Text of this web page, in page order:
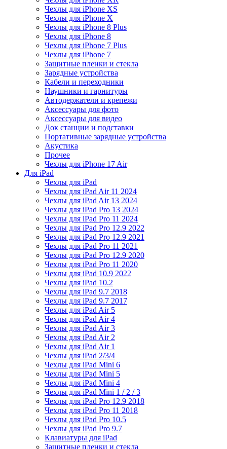
Чехлы для iPhone XS
Чехлы для iPhone X
Чехлы для iPhone 8 Plus
Чехлы для iPhone 8
Чехлы для iPhone 7 Plus
Чехлы для iPhone 7
Защитные пленки и стекла
Зарядные устройства
Кабели и переходники
Наушники и гарнитуры
Автодержатели и крепежи
Аксессуары для фото
Аксессуары для видео
Док станции и подставки
Портативные зарядные устройства
Акустика
Прочее
Чехлы для iPhone 17 Air
Для iPad
Чехлы для iPad
Чехлы для iPad Air 11 2024
Чехлы для iPad Air 13 2024
Чехлы для iPad Pro 13 2024
Чехлы для iPad Pro 11 2024
Чехлы для iPad Pro 12.9 2022
Чехлы для iPad Pro 12.9 2021
Чехлы для iPad Pro 11 2021
Чехлы для iPad Pro 12.9 2020
Чехлы для iPad Pro 11 2020
Чехлы для iPad 10.9 2022
Чехлы для iPad 10.2
Чехлы для iPad 9.7 2018
Чехлы для iPad 9.7 2017
Чехлы для iPad Air 5
Чехлы для iPad Air 4
Чехлы для iPad Air 3
Чехлы для iPad Air 2
Чехлы для iPad Air 1
Чехлы для iPad 2/3/4
Чехлы для iPad Mini 6
Чехлы для iPad Mini 5
Чехлы для iPad Mini 4
Чехлы для iPad Mini 1 / 2 / 3
Чехлы для iPad Pro 12.9 2018
Чехлы для iPad Pro 11 2018
Чехлы для iPad Pro 10.5
Чехлы для iPad Pro 9.7
Клавиатуры для iPad
Защитные пленки и стекла